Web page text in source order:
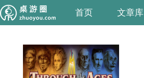
首页 文章库